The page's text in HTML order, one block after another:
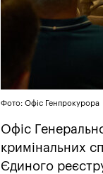
Фото: Офіс Генпрокурора
Офіс
кримінальних
Єдиного